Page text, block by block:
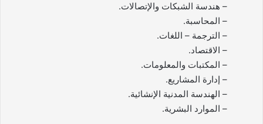
– هندسة الشبكات والإتصالات.
– المحاسبة.
– الترجمة – اللغات.
– الاقتصاد.
– المكتبات والمعلومات.
– إدارة المشاريع.
– الهندسة المدنية الإنشائية.
– الموارد البشرية.